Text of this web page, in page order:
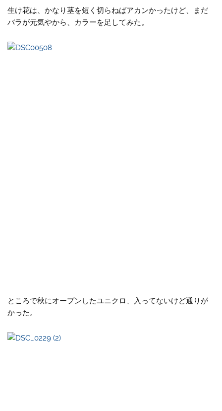
生け花は、かなり茎を短く切らねばアカンかったけど、まだ
バラが元気やから、カラーを足してみた。
ところで秋にオープンしたユニクロ、入ってないけど通りが
かった。